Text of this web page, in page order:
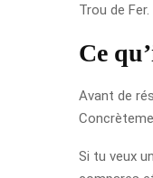
Trou de
Ce
Avant de
Si tu veux